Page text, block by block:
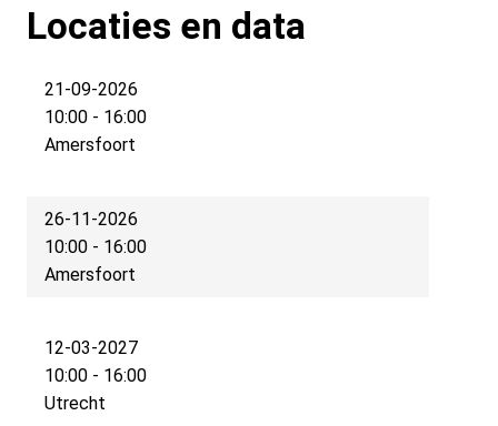
Locaties en data
21-09-2026
10:00 - 16:00
Amersfoort
26-11-2026
10:00 - 16:00
Amersfoort
12-03-2027
10:00 - 16:00
Utrecht